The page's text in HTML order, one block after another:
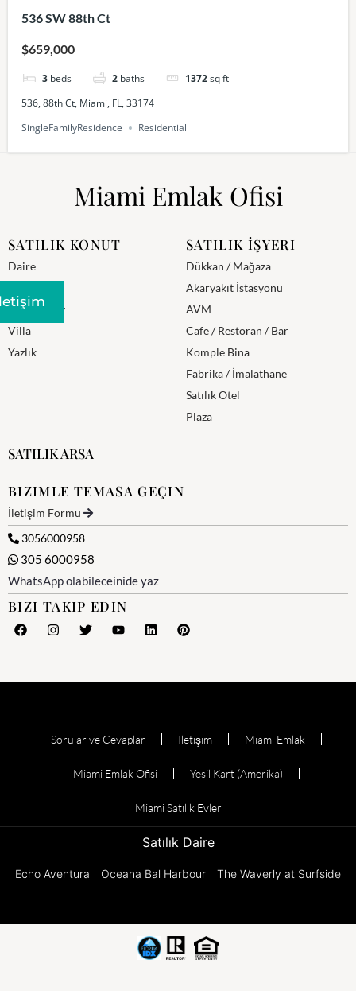
536 SW 88th Ct
$659,000
3 beds 2 baths 1372sq ft
536, 88th Ct, Miami, FL, 33174
SingleFamilyResidence
Residential
Miami Emlak Ofisi
SATILIK KONUT
Daire
Mustakil Ev
Villa
Yazlık
SATILIK İŞYERI
Dükkan / Mağaza
Akaryakıt İstasyonu
AVM
Cafe / Restoran / Bar
Komple Bina
Fabrika / İmalathane
Satılık Otel
Plaza
SATILIK ARSA
BIZIMLE TEMASA GEÇIN
İletişim Formu
3056000958
305 6000958
WhatsApp olabileceinide yaz
BIZI TAKIP EDIN
Sorular ve Cevaplar Iletişim Miami Emlak
Miami Emlak Ofisi Yesil Kart (Amerika)
Miami Satılık Evler
Satılık Daire
Echo Aventura Oceana Bal Harbour The Waverly at Surfside